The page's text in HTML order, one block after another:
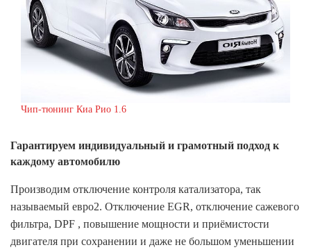
Чип-тюнинг Киа Рио 1.6
Гарантируем индивидуальный и грамотный подход к
каждому автомобилю
Производим отключение контроля катализатора, так
называемый евро2. Отключение EGR, отключение сажевого
фильтра, DPF , повышение мощности и приёмистости
двигателя при сохранении и даже не большом уменьшении